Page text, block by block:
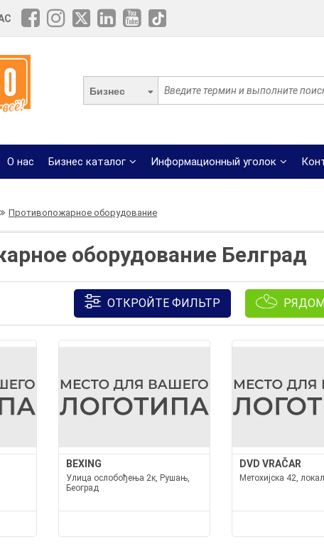
Бизнес
О нас Бизнес каталог Информационный уголок
Противопожарное оборудование
оборудование Белград
ОТКРОЙТЕ ФИЛЬТР
BEXING
Улица ослобођења 2к, Рушањ,
Београд
DVD VRAČAR
Метохијска 42,